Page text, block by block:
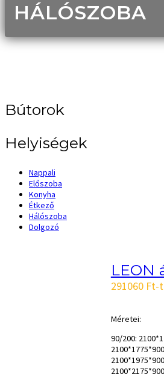
HÁLÓSZOBA
Bútorok
Helyiségek
Nappali
Előszoba
Konyha
Étkező
Hálószoba
Dolgozó
LEON
291060 Ft-
Méretei:
90/200: